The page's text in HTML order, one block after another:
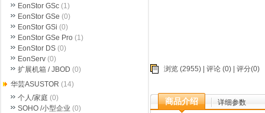
浏览 (2955) | 评论 (0) | 评分(0)
商品介绍 详细参数
EonStor GSc (1)
EonStor GSe (0)
EonStor GSi (0)
EonStor GSe Pro (1)
EonStor DS (0)
EonServ (0)
扩展机箱 / JBOD (0)
华芸ASUSTOR (14)
个人/家庭 (0)
SOHO /小型企业 (0)